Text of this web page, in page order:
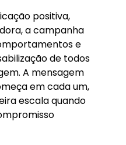
positiva,
a campanha
e
de todos
A mensagem
em cada um,
escala quando